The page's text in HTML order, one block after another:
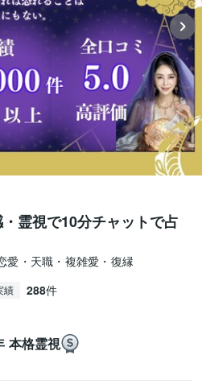
霊視で10分チャットで占
愛・天職・複雑愛・復縁
績 288件
本格霊視